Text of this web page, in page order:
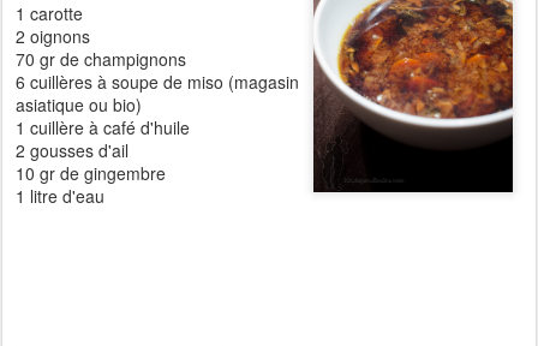
1 carotte
2 oignons
70 gr de champignons
6 cuillères à soupe de miso (magasin
asiatique ou bio)
1 cuillère à café d'huile
2 gousses d'ail
10 gr de gingembre
1 litre d'eau